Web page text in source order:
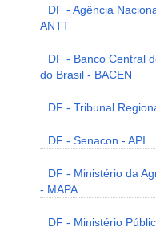
DF - Agência
ANTT
DF - Banco Central
do Brasil - BACEN
DF - Tribunal
DF - Senacon - API
DF - Ministério da
- MAPA
DF - Ministério